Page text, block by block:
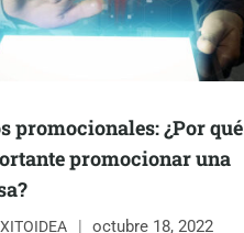
promocionales: ¿Por qué
promocionar una
octubre 18, 2022